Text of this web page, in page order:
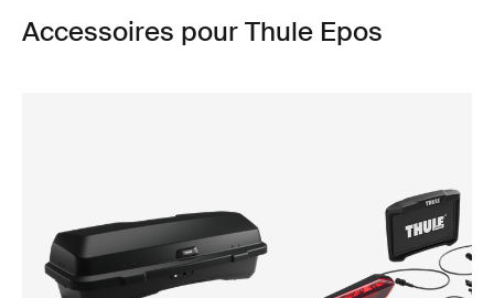
Accessoires pour Thule Epos